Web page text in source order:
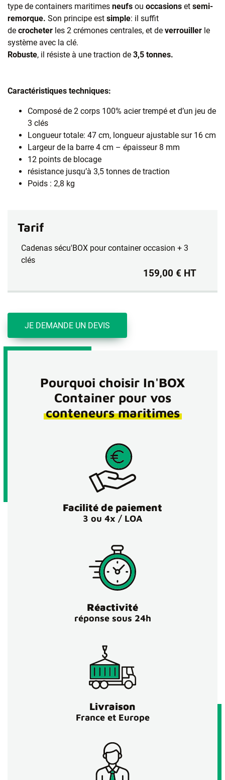
type de containers maritimes neufs ou occasions et semi-
remorque. Son principe est simple: il suffit
de crocheter les 2 crémones centrales, et de verrouiller le
système avec la clé.
Robuste, il résiste à une traction de 3,5 tonnes.
Caractéristiques techniques:
Composé de 2 corps 100% acier trempé et d’un jeu de
3 clés
Longueur totale: 47 cm, longueur ajustable sur 16 cm
Largeur de la barre 4 cm – épaisseur 8 mm
12 points de blocage
résistance jusqu’à 3,5 tonnes de traction
Poids : 2,8 kg
Tarif
Cadenas sécu'BOX pour container occasion + 3
clés
159,00 € HT
JE DEMANDE UN DEVIS
Pourquoi choisir In'BOX
Container pour vos
conteneurs maritimes
Facilité de paiement
3 ou 4x / LOA
Réactivité
réponse sous 24h
Livraison
France et Europe